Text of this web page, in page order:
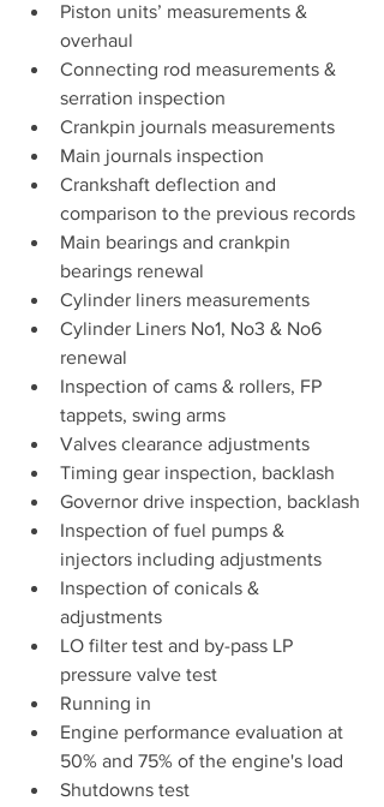
Piston units’ measurements &
overhaul
Connecting rod measurements &
serration inspection
Crankpin journals measurements
Main journals inspection
Crankshaft deflection and
comparison to the previous records
Main bearings and crankpin
bearings renewal
Cylinder liners measurements
Cylinder Liners No1, No3 & No6
renewal
Inspection of cams & rollers, FP
tappets, swing arms
Valves clearance adjustments
Timing gear inspection, backlash
Governor drive inspection, backlash
Inspection of fuel pumps &
injectors including adjustments
Inspection of conicals &
adjustments
LO filter test and by-pass LP
pressure valve test
Running in
Engine performance evaluation at
50% and 75% of the engine's load
Shutdowns test